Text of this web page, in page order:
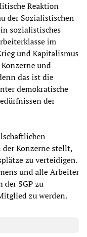
Reaktion
der Sozialistischen
sozialistisches
im
und Kapitalismus
und
das ist die
demokratische
der
Konzerne stellt,
zu verteidigen.
und alle Arbeiter
der SGP zu
zu werden.